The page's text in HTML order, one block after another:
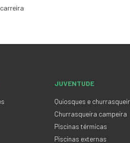
JUVENTUDE
Quiosques e
Churrasqueira campeira
Piscinas térmicas
Piscinas externas